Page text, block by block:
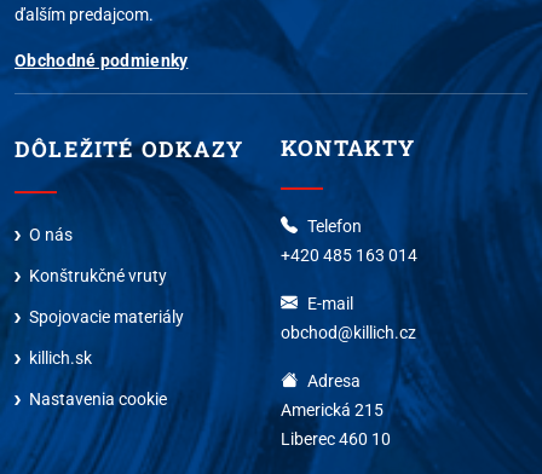
ďalším predajcom.
Obchodné podmienky
DÔLEŽITÉ ODKAZY
O nás
Konštrukčné vruty
Spojovacie materiály
killich.sk
Nastavenia cookie
KONTAKTY
Telefon
+420 485 163 014
E-mail
obchod@killich.cz
Adresa
Americká 215
Liberec 460 10